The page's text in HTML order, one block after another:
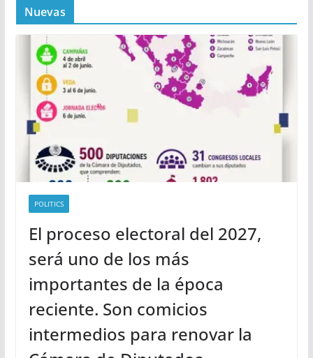
Nuevas
POLITICS
El proceso electoral del 2027,
será uno de los más
importantes de la época
reciente. Son comicios
intermedios para renovar la